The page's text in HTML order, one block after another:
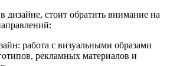
дизайне, стоит обратить внимание на
работа с визуальными образами
рекламных материалов и